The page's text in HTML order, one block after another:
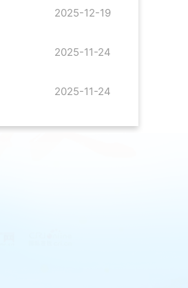
2025-12-19
2025-11-24
2025-11-24